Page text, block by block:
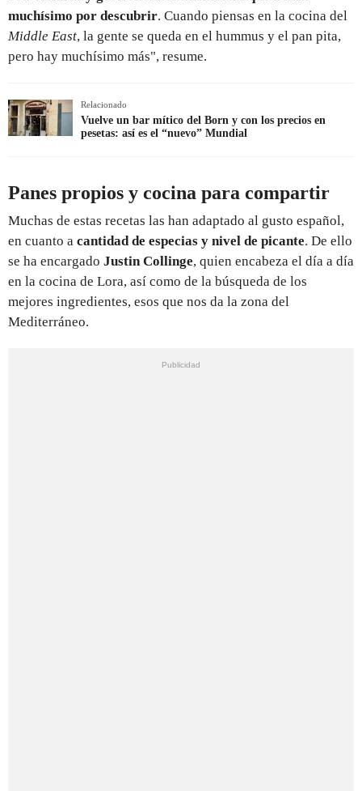
muchísimo por descubrir. Cuando piensas en la cocina del
Middle East, la gente se queda en el hummus y el pan pita,
pero hay muchísimo más", resume.
Relacionado
Vuelve un bar mítico del Born y con los precios en
pesetas: así es el “nuevo” Mundial
Panes propios y cocina para compartir
Muchas de estas recetas las han adaptado al gusto español,
en cuanto a cantidad de especias y nivel de picante. De ello
se ha encargado Justin Collinge, quien encabeza el día a día
en la cocina de Lora, así como de la búsqueda de los
mejores ingredientes, esos que nos da la zona del
Mediterráneo.